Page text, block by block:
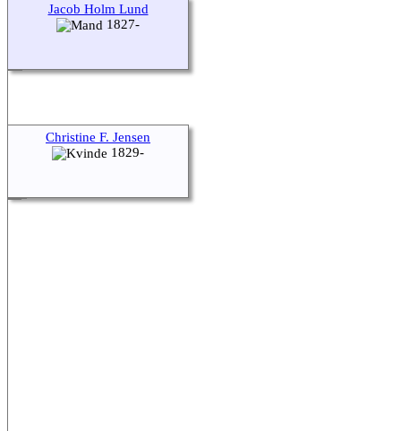
Jacob Holm Lund
1827-
Christine F. Jensen
1829-